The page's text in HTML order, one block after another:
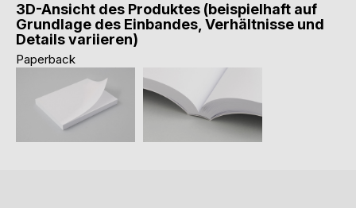
3D-Ansicht des Produktes (beispielhaft auf
Grundlage des Einbandes, Verhältnisse und
Details variieren)
Paperback